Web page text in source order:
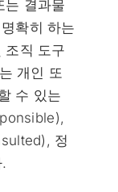
는 결과물
확히 하는
조직 도구
개인 또
수 있는
정